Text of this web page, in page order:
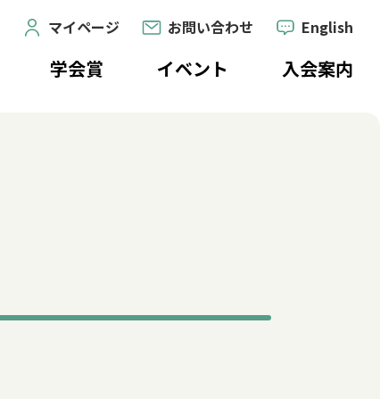
マイページ お問い合わせ English
学会賞 イベント 入会案内